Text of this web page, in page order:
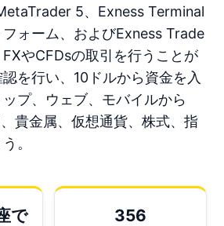
5、Exness Terminal
ォーム、およびExness Trade
やCFDsの取引を行うことが
を行い、10ドルから資金を入
プ、ウェブ、モバイルから
貴金属、仮想通貨、株式、指
。
で
356